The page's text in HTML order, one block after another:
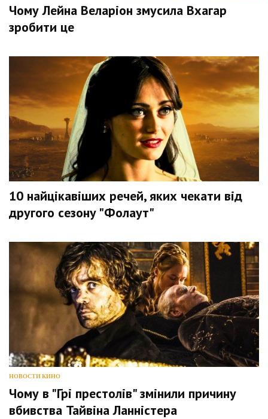
Чому Лейна Веларіон змусила Вхагар
зробити це
10 найцікавіших речей, яких чекати від
другого сезону "Фолаут"
НОВОСТИ КИНО
Чому в "Грі престолів" змінили причину
вбивства Тайвіна Ланністера